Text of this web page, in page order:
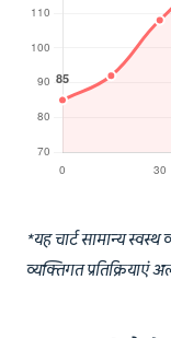
*यह चार्ट सामान्य
व्यक्तिगत